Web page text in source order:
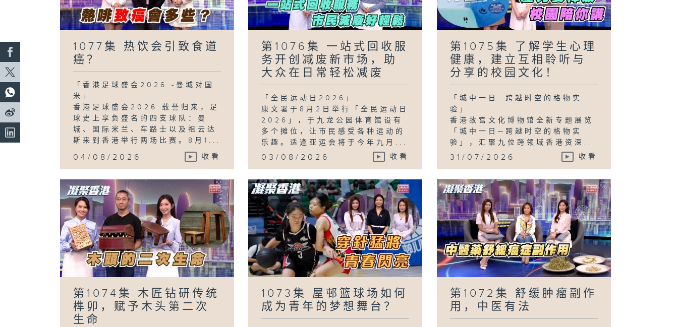
1077集 热饮会引致食道
癌？
「香港足球盛会2026 -曼城对国
米」
香港足球盛会2026 载誉归来，足
球史上享负盛名的四支球队：曼
城、国际米兰、车路士以及祖云达
斯来到香港举行两场比赛。8月1...
04/08/2026 收看
第1076集 一站式回收服
务开创减废新市场，助
大众在日常轻松减废
「全民运动日2026」
康文署于8月2日举行「全民运动日
2026」，于九龙公园体育馆设有
多个摊位，让市民感受各种运动的
乐趣。适逢亚运会将于今年九月...
03/08/2026 收看
第1075集 了解学生心理
健康，建立互相聆听与
分享的校园文化！
「城中一日─跨越时空的格物实
验」
香港故宫文化博物馆全新专题展览
「城中一日─跨越时空的格物实
验」，汇聚九位跨领域香港资深...
31/07/2026 收看
第1074集 木匠钻研传统
榫卯，赋予木头第二次
生命
1073集 屋邨篮球场如何
成为青年的梦想舞台？
第1072集 舒缓肿瘤副作
用，中医有法